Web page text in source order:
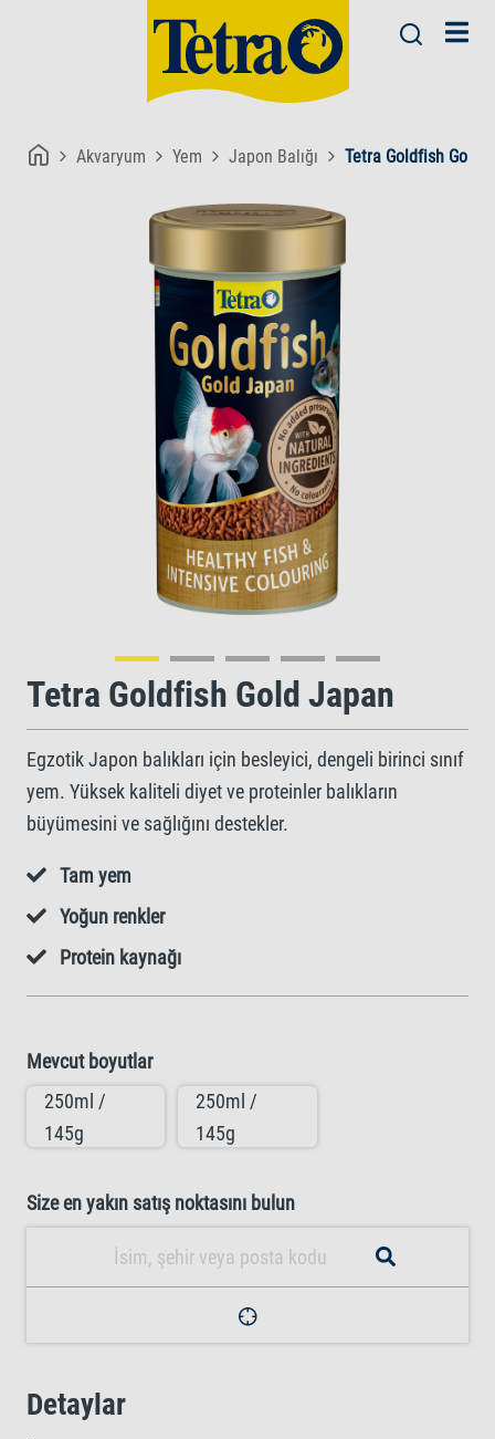
Akvaryum Yem Japon Balığı Tetra Goldfish Gold
Tetra Goldfish Gold Japan
Egzotik Japon balıkları için besleyici, dengeli birinci sınıf
yem. Yüksek kaliteli diyet ve proteinler balıkların
büyümesini ve sağlığını destekler.
Tam yem
Yoğun renkler
Protein kaynağı
Mevcut boyutlar
250ml /
145g
250ml /
145g
Size en yakın satış noktasını bulun
Detaylar